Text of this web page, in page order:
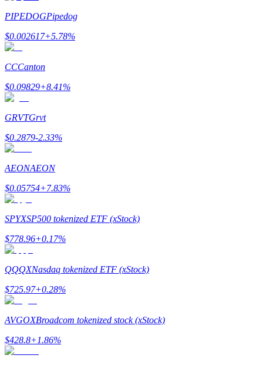
Zarabiać
Mocna Świnka
Codziennie zdobywaj konkurencyjne nagrody
Stawianie
Wysokie zyski i natychmiastowy dostęp
PIPEDOGPipedog
$0.002617+5.78%
CCCanton
$0.09829+8.41%
GRVTGrvt
$0.2879-2.33%
AEONAEON
$0.05754+7.83%
SPYXSP500 tokenized ETF (xStock)
$778.96+0.17%
QQQXNasdaq tokenized ETF (xStock)
$725.97+0.28%
AVGOXBroadcom tokenized stock (xStock)
$428.8+1.86%